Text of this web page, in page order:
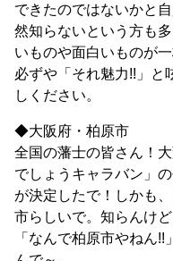
できたのではないかと
然知らないという方も
いものや面白いものが一
必ずや「それ魅力!!」と
しください。
◆大阪府・柏原市
全国の藩士の皆さん！
でしょうキャラバン」
が決定したで！しかも
市らしいで。知らんけど
「なんで柏原市やねん